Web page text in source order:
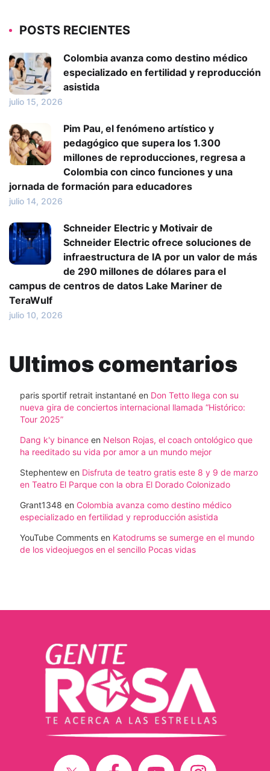
POSTS RECIENTES
Colombia avanza como destino médico
especializado en fertilidad y reproducción
asistida
julio 15, 2026
Pim Pau, el fenómeno artístico y
pedagógico que supera los 1.300
millones de reproducciones, regresa a
Colombia con cinco funciones y una
jornada de formación para educadores
julio 14, 2026
Schneider Electric y Motivair de
Schneider Electric ofrece soluciones de
infraestructura de IA por un valor de más
de 290 millones de dólares para el
campus de centros de datos Lake Mariner de
TeraWulf
julio 10, 2026
Ultimos comentarios
paris sportif retrait instantané en Don Tetto llega con su
nueva gira de conciertos internacional llamada “Histórico:
Tour 2025”
Dang k'y binance en Nelson Rojas, el coach ontológico que
ha reeditado su vida por amor a un mundo mejor
Stephentew en Disfruta de teatro gratis este 8 y 9 de marzo
en Teatro El Parque con la obra El Dorado Colonizado
Grant1348 en Colombia avanza como destino médico
especializado en fertilidad y reproducción asistida
YouTube Comments en Katodrums se sumerge en el mundo
de los videojuegos en el sencillo Pocas vidas